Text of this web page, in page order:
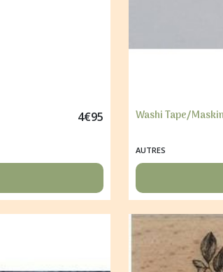
4€95 Washi Tape/
AUTRES